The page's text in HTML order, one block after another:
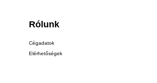
Rólunk
Cégadatok
Elérhetőségek